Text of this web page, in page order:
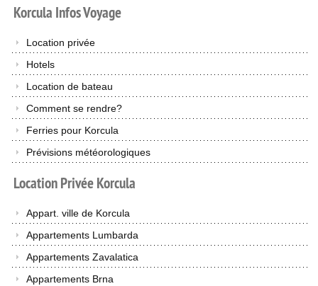
Korcula InfosVoyage
Location privée
Hotels
Location de bateau
Comment se rendre?
Ferries pour Korcula
Prévisions météorologiques
LocationPrivéeKorcula
Appart. ville de Korcula
Appartements Lumbarda
Appartements Zavalatica
Appartements Brna